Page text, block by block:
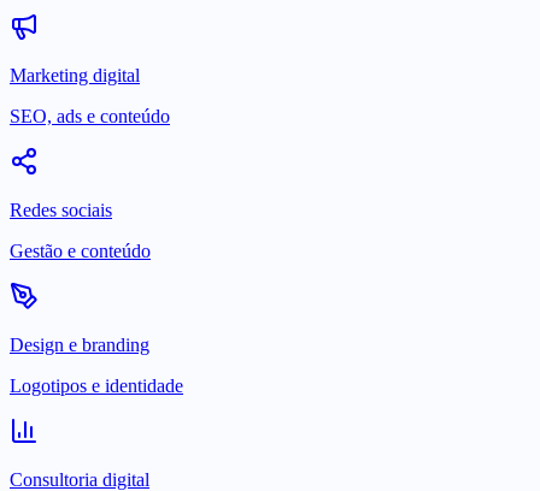
Marketing digital
SEO, ads e conteúdo
Redes sociais
Gestão e conteúdo
Design e branding
Logotipos e identidade
Consultoria digital